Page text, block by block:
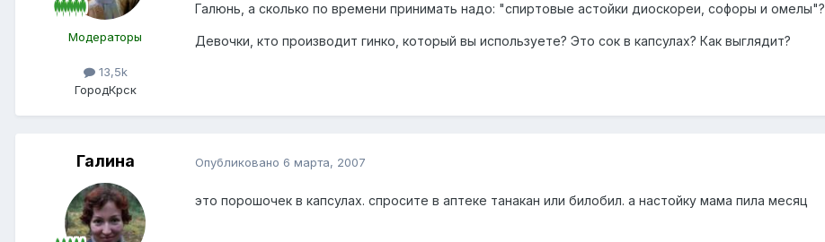
Модераторы
13,5k
ГородКрск
Галюнь, а сколько по времени принимать надо: "спиртовые астойки диоскореи, софоры и омелы"?
Девочки, кто производит гинко, который вы используете? Это сок в капсулах? Как выглядит?
Галина Опубликовано 6 марта, 2007
это порошочек в капсулах. спросите в аптеке танакан или билобил. а настойку мама пила месяц